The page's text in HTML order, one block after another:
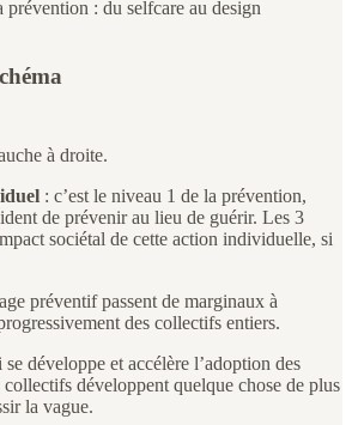
prévention : du selfcare au design
à droite.
: c’est le niveau 1 de la prévention,
de prévenir au lieu de guérir. Les 3
sociétal de cette action individuelle, si
préventif passent de marginaux à
des collectifs entiers.
se développe et accélère l’adoption des
développent quelque chose de plus
la vague.